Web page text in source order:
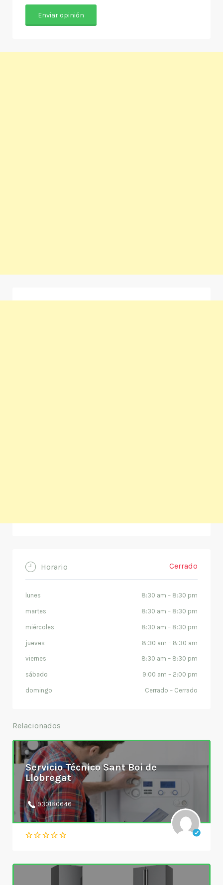
Horario Cerrado
lunes 8:30 am – 8:30 pm
martes 8:30 am – 8:30 pm
miércoles 8:30 am – 8:30 pm
jueves 8:30 am – 8:30 am
viernes 8:30 am – 8:30 pm
sábado 9:00 am – 2:00 pm
domingo Cerrado – Cerrado
Relacionados
Servicio Técnico Sant Boi de
Llobregat
930180646